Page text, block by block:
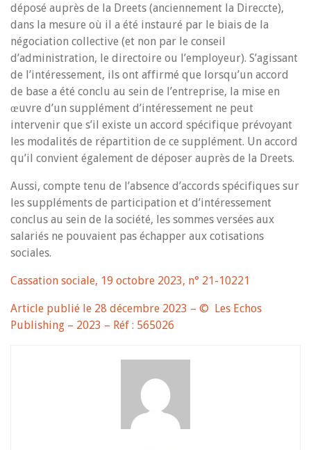
déposé auprès de la Dreets (anciennement la Direccte),
dans la mesure où il a été instauré par le biais de la
négociation collective (et non par le conseil
d’administration, le directoire ou l’employeur). S’agissant
de l’intéressement, ils ont affirmé que lorsqu’un accord
de base a été conclu au sein de l’entreprise, la mise en
œuvre d’un supplément d’intéressement ne peut
intervenir que s’il existe un accord spécifique prévoyant
les modalités de répartition de ce supplément. Un accord
qu’il convient également de déposer auprès de la Dreets.
Aussi, compte tenu de l’absence d’accords spécifiques sur
les suppléments de participation et d’intéressement
conclus au sein de la société, les sommes versées aux
salariés ne pouvaient pas échapper aux cotisations
sociales.
Cassation sociale, 19 octobre 2023, n° 21-10221
Article publié le 28 décembre 2023 – © Les Echos
Publishing – 2023 – Réf : 565026